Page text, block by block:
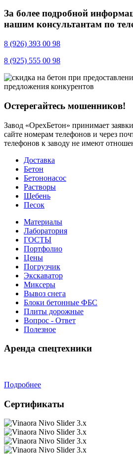
За более подробной
нашим консультантам по
8 (926) 393 00 98
8 (925) 555 00 98
Остерегайтесь мошенников!
Завод «ОрехБетон» принимает
сайте номерам телефонов и через
телефонов к заводу не имеют
Доставка
Бетон
Бетононасос
Растворы
Щебень
Песок
Материалы
Лаборатория
ГОСТЫ
Портфолио
Цены
Погрузчик
Экскаватор
Миксеры
Вывоз снега
Блоки бетонные ФБС
Плиты дорожные
Вопрос - Ответ
Полезное
Аренда спецтехники
Подробнее
Сертификаты